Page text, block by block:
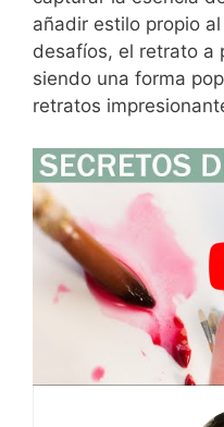
añadir estilo propio
desafíos, el retrato a
siendo ⁢una forma
retratos